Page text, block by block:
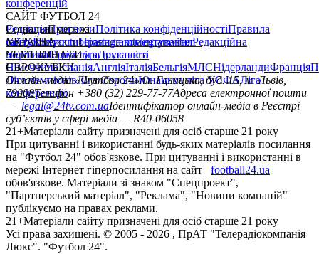
конференцій
САЙТ ФУТБОЛ 24
РедакціяПрогнозиПолітика конфіденційностіПравила
сайтуКонтактиПравила коментуванняРедакційна
політикаСтруктура власності
Соціальні мережі
facebookxyoutubeinstagramtelegramviber
УКРАЇНА
УкраїнаПерша лігаДруга ліга
ЧЕМПІОНАТИ
НімеччинаІспаніяАнгліяІталіяБельгіяМЛСНідерландиФранція
ЄВРОКУБКИ
Ліга чемпіонівЛіга ЄвропиЮнацька ліга УЄФАЛіга
конференцій
Онлайн-медіа «Футбол 24»пл. Галицька, буд. 15, м. Львів,
79008Телефон +380 (32) 229-77-77Адреса електронної пошти
— legal@24tv.com.uaІдентифікатор онлайн-медіа в Реєстрі
суб’єктів у сфері медіа — R40-06058
21+Матеріали сайту призначені для осіб старше 21 року
При цитуванні і використанні будь-яких матеріалів посилання
на "Футбол 24" обов'язкове. При цитуванні і використанні в
мережі Інтернет гіперпосилання на сайт
football24.ua
обов'язкове. Матеріали зі знаком "Спецпроект",
"Партнерський матеріал", "Реклама", "Новини компаній"
публікуємо на правах реклами.
21+Матеріали сайту призначені для осіб старше 21 року
Усi права захищенi. © 2005 - 2026 , ПрАТ "Телерадіокомпанія
Люкс". "Футбол 24".